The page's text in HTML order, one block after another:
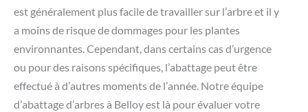
est généralement plus facile de travailler sur l’arbre et il y
a moins de risque de dommages pour les plantes
environnantes. Cependant, dans certains cas d’urgence
ou pour des raisons spécifiques, l’abattage peut être
effectué à d’autres moments de l’année. Notre équipe
d’abattage d’arbres à Belloy est là pour évaluer votre